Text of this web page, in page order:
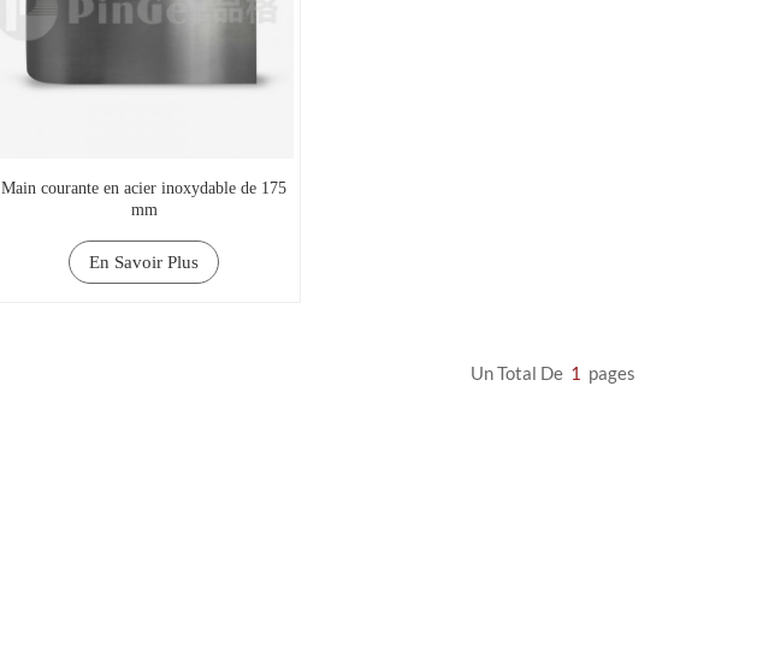
Main courante en acier inoxydable de 175
mm
En Savoir Plus
Un Total De 1 Pages